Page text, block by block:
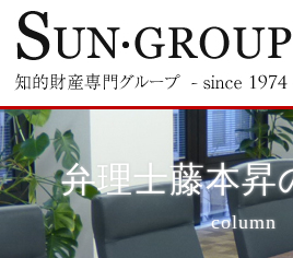
弁理士藤本昇
column